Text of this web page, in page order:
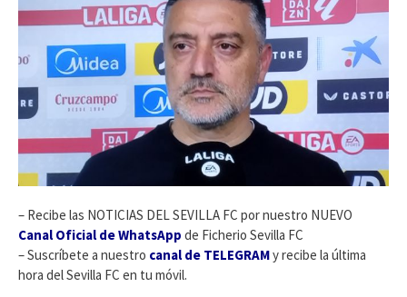
– Recibe las NOTICIAS DEL SEVILLA FC por nuestro NUEVO
Canal Oficial de WhatsApp de Ficherio Sevilla FC
– Suscríbete a nuestro canal de TELEGRAMy recibe la última
hora del Sevilla FC en tu móvil.